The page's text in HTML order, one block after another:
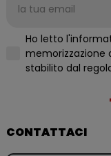
Ho letto
memorizzazione
CONTATTACI